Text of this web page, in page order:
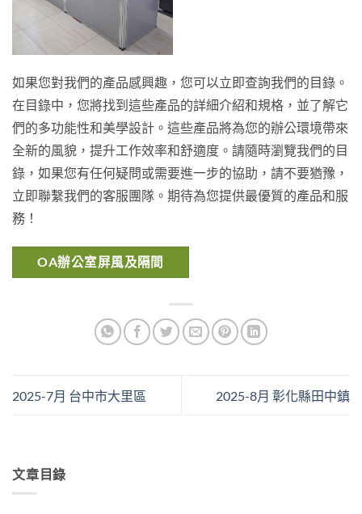
文章目錄
如果您對我們的產品感興趣，您可以立即查詢我們的目錄。
在目錄中，您將找到這些產品的詳細介紹和規格，並了解它
們的多功能性和美學設計。這些產品將為您的辦公環境帶來
全新的風貌，提升工作效率和舒適度。請隨時瀏覽我們的目
錄，如果您有任何疑問或需要進一步的協助，請不要猶豫，
立即聯繫我們的客服團隊。期待為您提供最優質的產品和服
務！
OA辦公室屏風及隔間
2025-7月 台中市大里區 2025-8月 彰化縣田中鎮